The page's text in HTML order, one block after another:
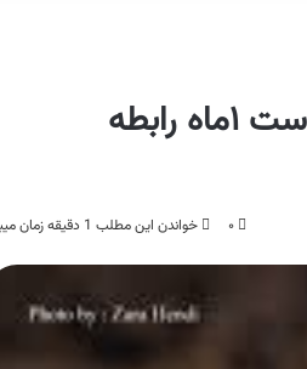
صحبتهای جنجالی صدف طاهریان منتشر شد: درخواست ۱ماه رابطه
۰ خواندن این مطلب 1 دقیقه زمان میبرد